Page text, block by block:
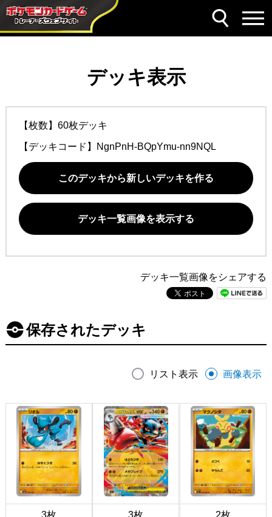
デッキ表示
【枚数】60枚デッキ
【デッキコード】 NgnPnH-BQpYmu-nn9NQL
このデッキから新しいデッキを作る
デッキ一覧画像を表示する
デッキ一覧画像をシェアする
保存されたデッキ
リスト表示 画像表示
3枚 3枚 2枚